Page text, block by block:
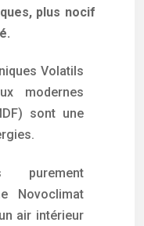
plus nocif
Volatils
modernes
sont une
purement
Novoclimat
air intérieur